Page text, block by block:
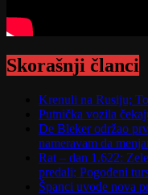
Skorašnji članci
Krenuli na Rusiju;
Putnička vozila
De Bleker održao
nameravam da
Rat – dan 1.622:
predali; Pogođeni
Španci uvode nova